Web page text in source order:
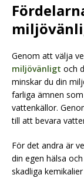
Genom att välja
miljövänligt och
minskar du din
farliga ämnen
vattenkällor.
till att bevara
För det andra är
din egen hälsa
skadliga